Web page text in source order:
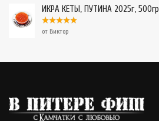
ИКРА КЕТЫ, ПУТИНА 2025г, 500гр
от Виктор